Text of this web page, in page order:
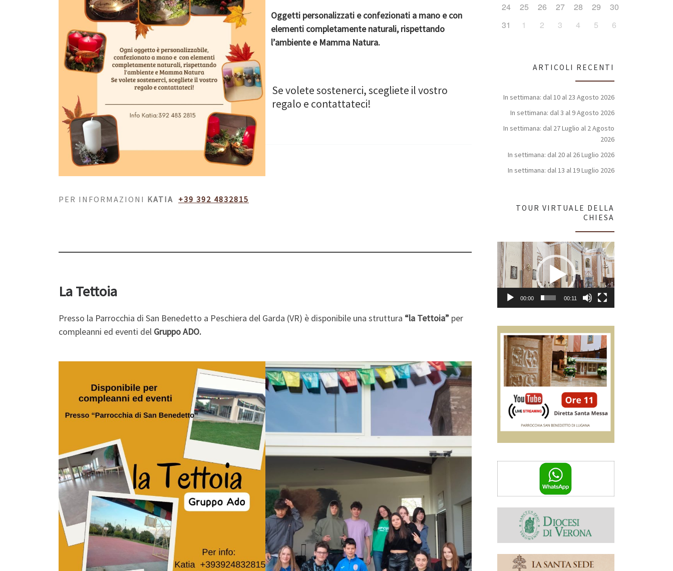
Oggetti personalizzati e confezionati a mano e con
elementi completamente naturali, rispettando
l’ambiente e Mamma Natura.
Se volete sostenerci, scegliete il vostro
regalo e contattateci!
PER INFORMAZIONI KATIA +39 392 4832815
La Tettoia
Presso la Parrocchia di San Benedetto a Peschiera del Garda (VR) è disponibile una struttura “la Tettoia” per
compleanni ed eventi del Gruppo ADO.
24
25 26 27 28 29
30
31
1 2 3 4 5 6
ARTICOLI RECENTI
In settimana: dal 10 al 23 Agosto 2026
In settimana: dal 3 al 9 Agosto 2026
In settimana: dal 27 Luglio al 2 Agosto
2026
In settimana: dal 20 al 26 Luglio 2026
In settimana: dal 13 al 19 Luglio 2026
TOUR VIRTUALE DELLA
CHIESA
Video
Player
00:00 00:11